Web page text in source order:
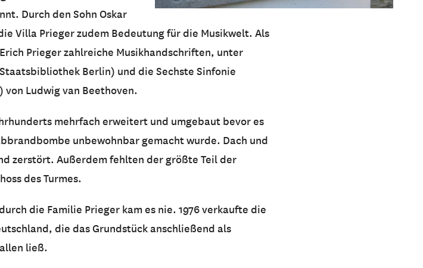
Durch den Sohn Oskar
Villa Prieger zudem Bedeutung für die Musikwelt. Als
Prieger zahlreiche Musikhandschriften, unter
Berlin) und die Sechste Sinfonie
von Ludwig van Beethoven.
mehrfach erweitert und umgebaut bevor es
unbewohnbar gemacht wurde. Dach und
zerstört. Außerdem fehlten der größte Teil der
des Turmes.
die Familie Prieger kam es nie. 1976 verkaufte die
die das Grundstück anschließend als
ließ.